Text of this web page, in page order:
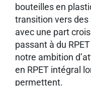
bouteilles en
transition vers
avec une part
passant à du
notre ambition
en RPET intégral
permettent.